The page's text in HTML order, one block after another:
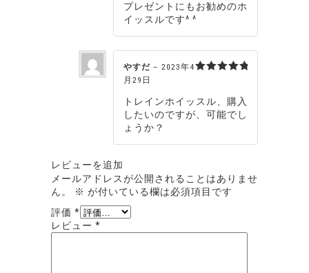
プレゼントにもお勧めのホ
イッスルです^ ^
やすだ – 2023年4
月29日
トレインホイッスル、購入
したいのですが、可能でし
ょうか？
レビューを追加
メールアドレスが公開されることはありませ
ん。
※ が付いている欄は必須項目です
評価 *
レビュー *